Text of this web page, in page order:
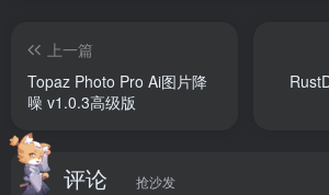
-雷电模拟器9.0、雷电模拟器5.0/4.0 和
# 主要指的安卓系统镜像Android版本不
-9.0：Android 9-x86_64 (64位版，64位指
上一篇
Topaz Photo Pro Ai图片降
噪 v1.0.3高级版
评论 抢沙发